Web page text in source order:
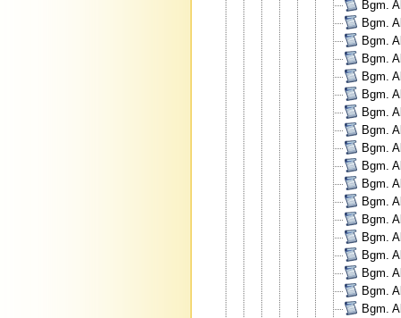
Bgm.
Bgm.
Bgm.
Bgm.
Bgm.
Bgm.
Bgm.
Bgm.
Bgm.
Bgm.
Bgm.
Bgm.
Bgm.
Bgm.
Bgm.
Bgm.
Bgm.
Bgm.